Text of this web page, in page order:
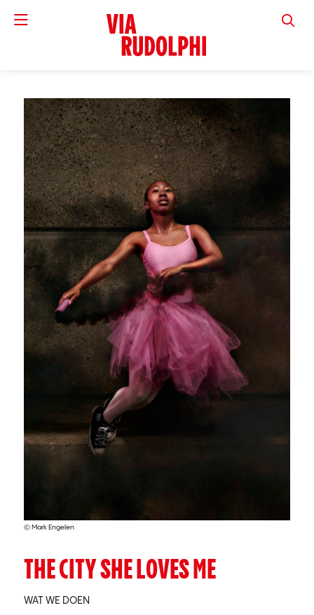
VIA
© Mark Engelen
THE CITY SHE LOVES ME
WAT WE DOEN